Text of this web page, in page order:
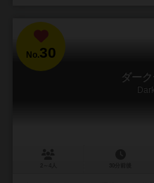
No.30
ダー